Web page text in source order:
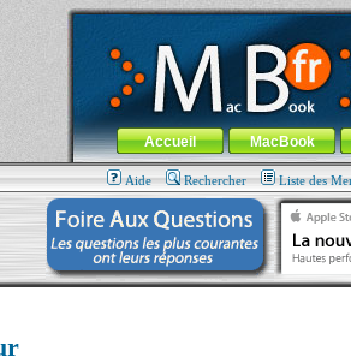
MacBook-fr.com : 100% Apple... 100% nomade !
Aller au contenu-Aller au menu général
Menu général
Accueil MacBook
Aide Rechercher Liste des